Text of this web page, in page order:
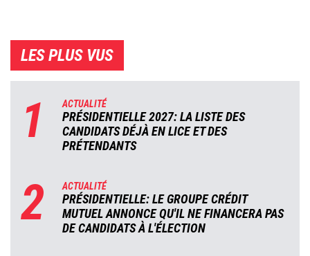
LES PLUS VUS
1 ACTUALITÉ
PRÉSIDENTIELLE 2027: LA LISTE DES
CANDIDATS DÉJÀ EN LICE ET DES
PRÉTENDANTS
2 ACTUALITÉ
PRÉSIDENTIELLE: LE GROUPE CRÉDIT
MUTUEL ANNONCE QU'IL NE FINANCERA PAS
DE CANDIDATS À L'ÉLECTION